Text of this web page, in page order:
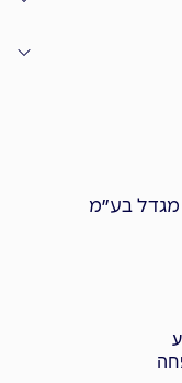
מגדל בע״מ